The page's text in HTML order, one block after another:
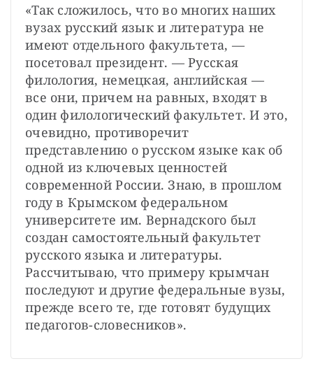
«Так сложилось, что во многих наших
вузах русский язык и литература не
имеют отдельного факультета, —
посетовал президент. — Русская
филология, немецкая, английская —
все они, причем на равных, входят в
один филологический факультет. И это,
очевидно, противоречит
представлению о русском языке как об
одной из ключевых ценностей
современной России. Знаю, в прошлом
году в Крымском федеральном
университете им. Вернадского был
создан самостоятельный факультет
русского языка и литературы.
Рассчитываю, что примеру крымчан
последуют и другие федеральные вузы,
прежде всего те, где готовят будущих
педагогов-словесников».